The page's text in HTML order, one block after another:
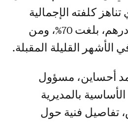
كلفته الإجمالية
حوالي 300 مليون درهم، بلغت 70%، ومن
الأشهر القليلة المقبلة.
أحساين، مسؤول
بالمديرية
تفاصيل فنية حول